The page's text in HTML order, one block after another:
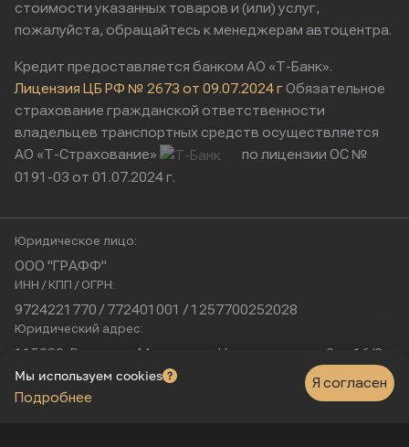
стоимости указанных товаров и (или) услуг,
пожалуйста, обращайтесь к менеджерам автоцентра.
Кредит предоставляется банком АО «Т-Банк».
Лицензия ЦБ РФ № 2673 от 09.07.2024 гОбязательное
страхование гражданской ответственности
владельцев транспортных средств осуществляется
АО «Т-Страхование»
по лицензии ОС №
0191-03 от 01.07.2024 г.
Юридическое лицо:
ООО "ГРАФФ"
ИНН / КПП / ОГРН:
9724221770 / 772401001 / 1257700252028
Юридический адрес:
115230, Россия, г. Москва, ул. Нагатинская, д. 2, п. 16/2
Физический адрес:
г. Москва, Нагатинская улица, 16к1с5
Мы используем cookies
Подробнее
Я согласен